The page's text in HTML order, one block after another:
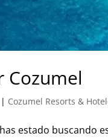
Cozumel
| Cozumel Resorts &
estado buscando